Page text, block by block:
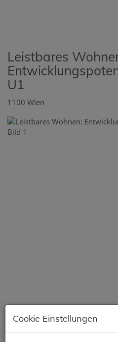
Leistbares
U1
1100 Wien
Cookie Einstellungen